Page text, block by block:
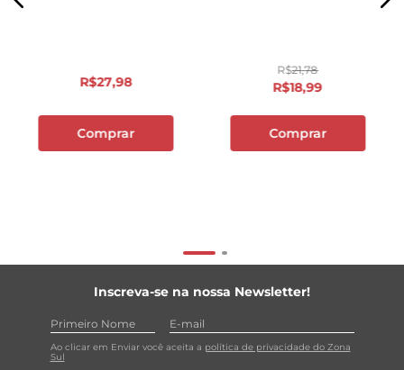
R$27,98
Comprar
R$21,78
R$18,99
Comprar
Inscreva-se na nossa Newsletter!
Ao clicar em Enviar você aceita a política de privacidade do Zona
Sul